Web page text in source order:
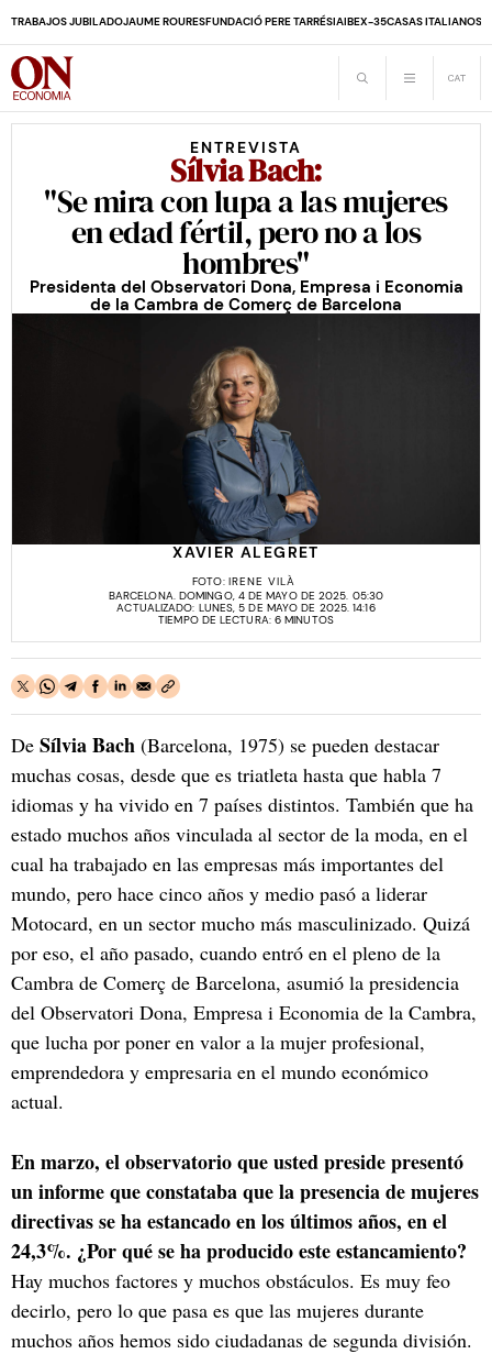
TRABAJOS JUBILADOJAUME ROURESFUNDACIÓ PERE TARRÉSIAIBEX-35CASAS ITALIANOS
ENTREVISTA
Sílvia Bach:
"Se mira con lupa a las mujeres
en edad fértil, pero no a los
hombres"
Presidenta del Observatori Dona, Empresa i Economia
de la Cambra de Comerç de Barcelona
XAVIER ALEGRET
FOTO: IRENE VILÀ
BARCELONA. DOMINGO, 4 DE MAYO DE 2025. 05:30
ACTUALIZADO: LUNES, 5 DE MAYO DE 2025. 14:16
TIEMPO DE LECTURA: 6 MINUTOS
De Sílvia Bach (Barcelona, 1975) se pueden destacar
muchas cosas, desde que es triatleta hasta que habla 7
idiomas y ha vivido en 7 países distintos. También que ha
estado muchos años vinculada al sector de la moda, en el
cual ha trabajado en las empresas más importantes del
mundo, pero hace cinco años y medio pasó a liderar
Motocard, en un sector mucho más masculinizado. Quizá
por eso, el año pasado, cuando entró en el pleno de la
Cambra de Comerç de Barcelona, asumió la presidencia
del Observatori Dona, Empresa i Economia de la Cambra,
que lucha por poner en valor a la mujer profesional,
emprendedora y empresaria en el mundo económico
actual.
En marzo, el observatorio que usted preside presentó
un informe que constataba que la presencia de mujeres
directivas se ha estancado en los últimos años, en el
24,3%. ¿Por qué se ha producido este estancamiento?
Hay muchos factores y muchos obstáculos. Es muy feo
decirlo, pero lo que pasa es que las mujeres durante
muchos años hemos sido ciudadanas de segunda división.